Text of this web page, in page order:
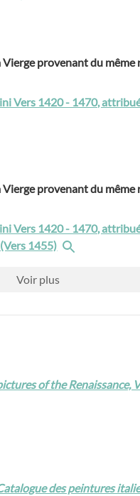
Vierge provenant du
Vers 1420 - 1470,
Vierge provenant du
Vers 1420 - 1470,
1455)
Voir plus
of the Renaissance,
des peintures